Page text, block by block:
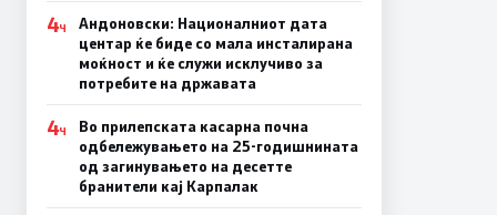
4Ч
Андоновски: Националниот дата
центар ќе биде со мала инсталирана
моќност и ќе служи исклучиво за
потребите на државата
4Ч
Во прилепската касарна почна
одбележувањето на 25-годишнината
од загинувањето на десетте
бранители кај Карпалак